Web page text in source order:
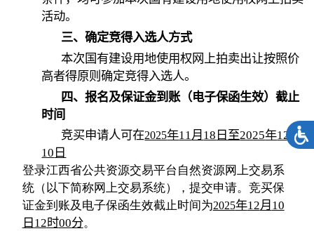
活动。
三、确定竞得入选人方式
本次国有建设用地使用权网上拍卖出让按照价
高者得原则确定竞得入选人。
四、报名及保证金到账（电子保函生效）截止
时间
竞买申请人可在2025年11月 18 日至2025年12 月
10 日
登录江西省公共资源交易平台自然资源网上交易系
统（以下简称网上交易系统），提交申请。竞买保
证金到账及电子保函生效截止时间为2025年12月 10
日 12时00分。